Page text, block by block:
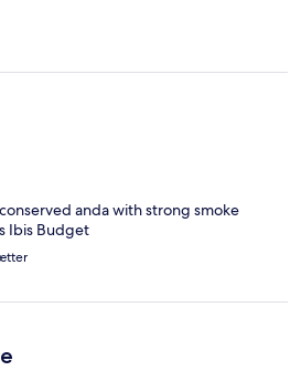
anda with strong smoke
Ibis Budget